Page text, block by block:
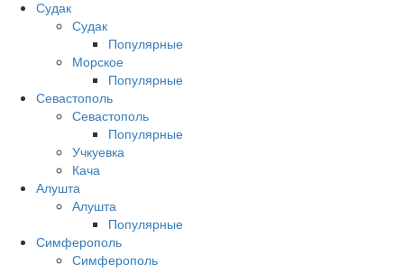
Судак
Судак
Популярные
Морское
Популярные
Севастополь
Севастополь
Популярные
Учкуевка
Кача
Алушта
Алушта
Популярные
Симферополь
Симферополь